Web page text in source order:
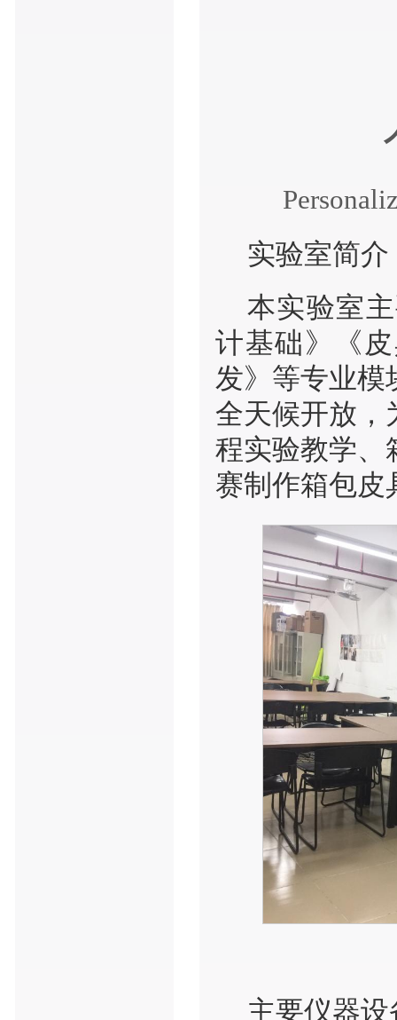
实验室简介
本实验室
计基础》《
发》等专业模
全天候开放，
程实验教学、
赛制作箱包皮
主要仪器设